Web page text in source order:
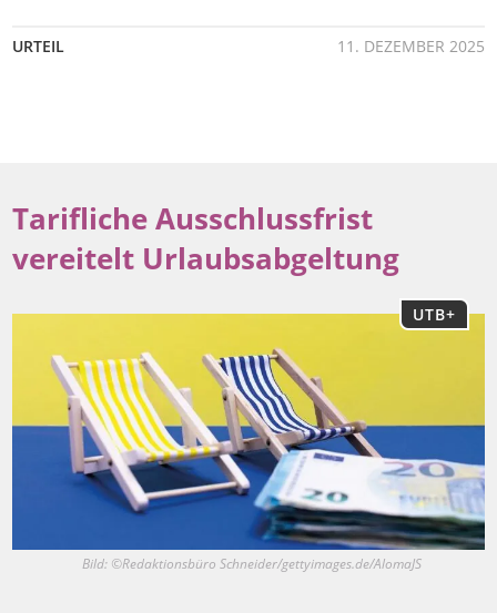
URTEIL 11. DEZEMBER 2025
Tarifliche Ausschlussfrist
vereitelt Urlaubsabgeltung
UTB+
Bild: ©Redaktionsbüro Schneider/gettyimages.de/AlomaJS